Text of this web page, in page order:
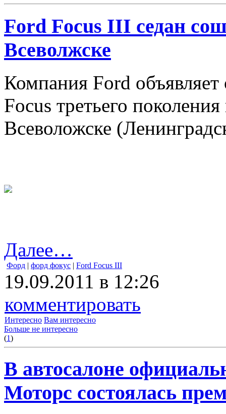
Ford Focus III седан
Всеволжске
Компания Ford объявляет
Focus третьего
Всеволожске
Далее…
Форд | форд фокус | Ford Focus III
19.09.2011 в 12:26
комментировать
Интересно Вам интересно
Больше не интересно
(1)
В автосалоне
Моторс состоялась